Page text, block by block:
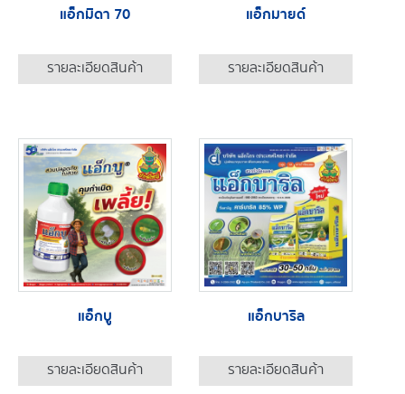
แอ็กมิดา 70
รายละเอียดสินค้า
แอ็กมายด์
รายละเอียดสินค้า
แอ็กบู
รายละเอียดสินค้า
แอ็กบาริล
รายละเอียดสินค้า